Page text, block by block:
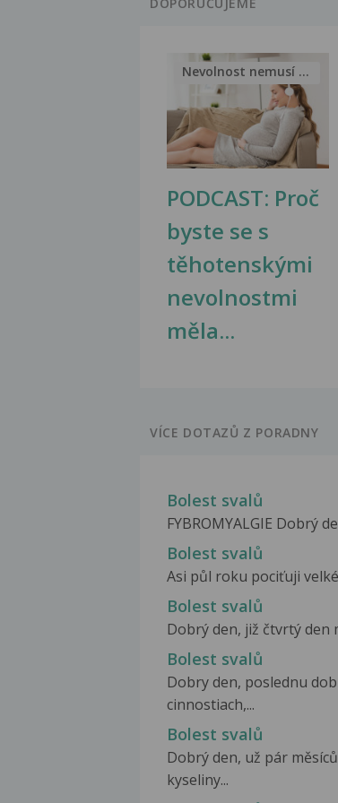
PODCAST: Proč
byste se s
těhotenskými
nevolnostmi
měla...
Nevolnost nemusí být nutnou...
VÍCE DOTAZŮ Z PORADNY
Bolest svalů
FYBROMYALGIE Dobrý
Bolest svalů
Asi půl roku pociťuji
Bolest svalů
Dobrý den, již čtvrtý den
Bolest svalů
Dobry den, poslednu
cinnostiach,...
Bolest svalů
Dobrý den, už pár
kyseliny...